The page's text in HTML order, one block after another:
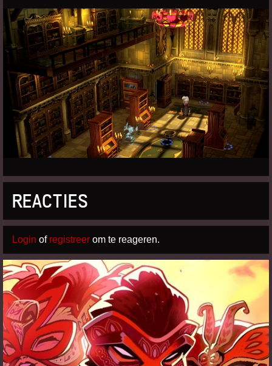
REACTIES
Login of registreer om te reageren.